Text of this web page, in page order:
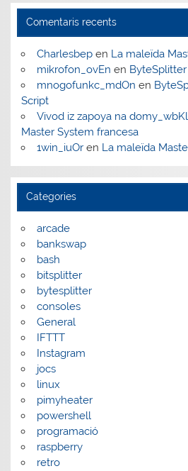
Comentaris recents
Charlesbepen La maleïda
mikrofon_ovEn en
mnogofunkc_mdOn en
Script
Vivod iz zapoya na domy_wbKl
Master System francesa
1win_iuOren La maleïda
Categories
arcade
bankswap
bash
bitsplitter
bytesplitter
consoles
General
IFTTT
Instagram
jocs
linux
pimyheater
powershell
programació
raspberry
retro